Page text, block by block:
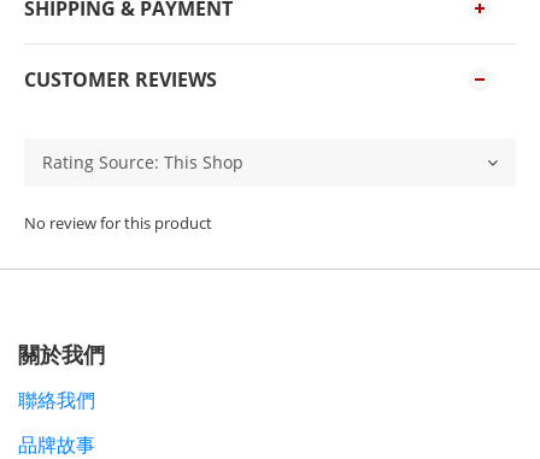
SHIPPING & PAYMENT
CUSTOMER REVIEWS
No review for this product
關於我們
聯絡我們
品牌故事